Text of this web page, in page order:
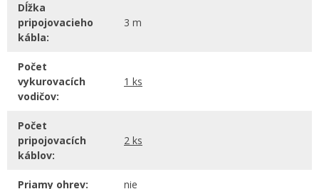
Dĺžka
pripojovacieho
kábla:
3 m
Počet
vykurovacích
vodičov:
1 ks
Počet
pripojovacích
káblov:
2 ks
Priamy ohrev: nie